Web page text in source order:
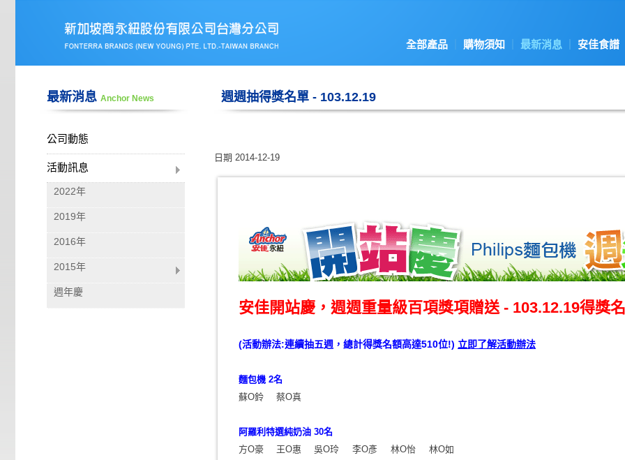
全部產品 購物須知 最新消息 安佳食譜
最新消息 Anchor News
公司動態
活動訊息
2022年
2019年
2016年
2015年
週年慶
週週抽得獎名單 - 103.12.19
日期 2014-12-19
安佳開站慶，週週重量級百項獎項贈送 - 103.12.19得獎
(活動辦法:連續抽五週，總計得獎名額高達510位!) 立即了解活動辦法
麵包機 2名
蘇O鈴
蔡O真
阿羅利特選純奶油 30名
方O豪
王O惠 吳O玲 李O彥 林O怡
林O如